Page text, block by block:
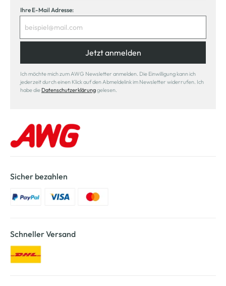
Ihre E-Mail Adresse:
Jetzt anmelden
Ich möchte mich zum AWG Newsletter anmelden. Die Einwilligung kann ich
jederzeit durch einen Klick auf den Abmeldelink im Newsletter widerrufen. Ich
habe die Datenschutzerklärunggelesen.
Sicher bezahlen
Schneller Versand